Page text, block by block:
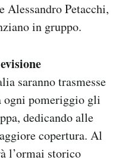
Petacchi,
in gruppo.
saranno trasmesse
ogni pomeriggio gli
dedicando alle
copertura. Al
l’ormai storico